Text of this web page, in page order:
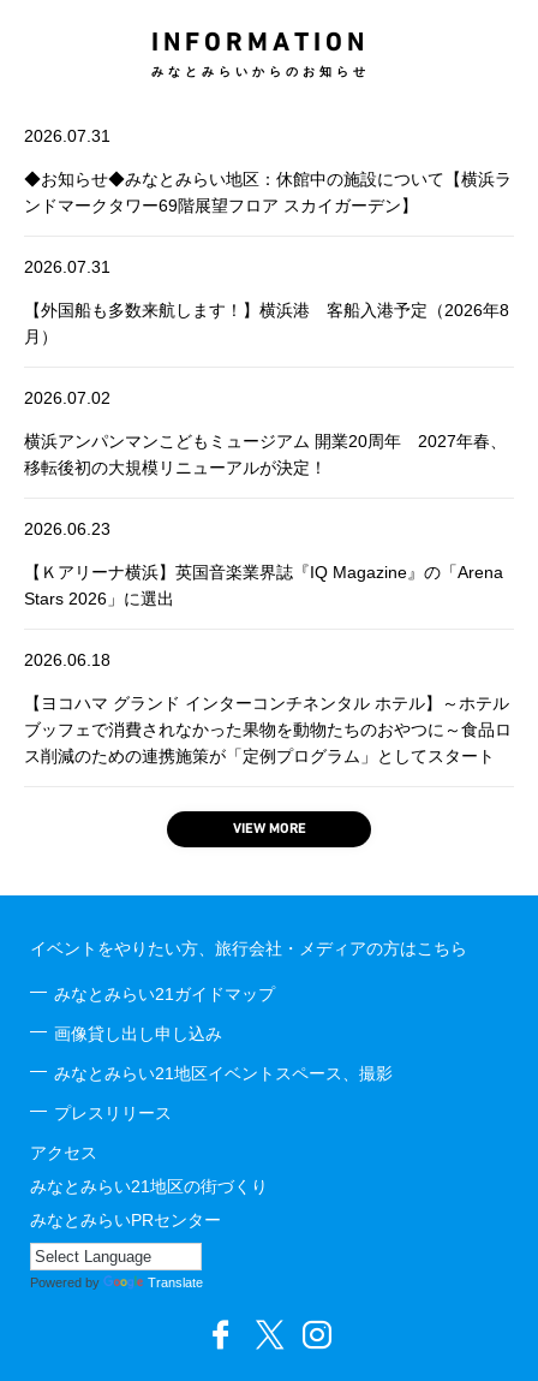
INFORMATION
みなとみらいからのお知らせ
2026.07.31
◆お知らせ◆みなとみらい地区：休館中の施設について【横浜ラ
ンドマークタワー69階展望フロア スカイガーデン】
2026.07.31
【外国船も多数来航します！】横浜港 客船入港予定（2026年8
月）
2026.07.02
横浜アンパンマンこどもミュージアム 開業20周年 2027年春、
移転後初の大規模リニューアルが決定！
2026.06.23
【Ｋアリーナ横浜】英国音楽業界誌『IQ Magazine』の「Arena
Stars 2026」に選出
2026.06.18
【ヨコハマ グランド インターコンチネンタル ホテル】～ホテル
ブッフェで消費されなかった果物を動物たちのおやつに～食品ロ
ス削減のための連携施策が「定例プログラム」としてスタート
VIEW MORE
イベントをやりたい方、旅行会社・メディアの方はこちら
みなとみらい21ガイドマップ
画像貸し出し申し込み
みなとみらい21地区イベントスペース、撮影
プレスリリース
アクセス
みなとみらい21地区の街づくり
みなとみらいPRセンター
Powered by Translate